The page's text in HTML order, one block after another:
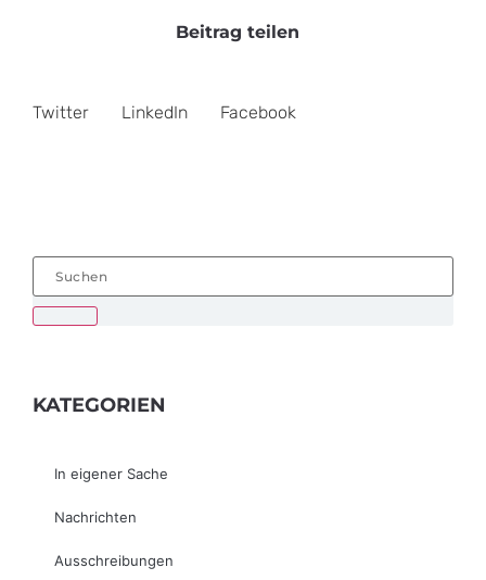
Beitrag teilen
Twitter LinkedIn Facebook
KATEGORIEN
In eigener Sache
Nachrichten
Ausschreibungen